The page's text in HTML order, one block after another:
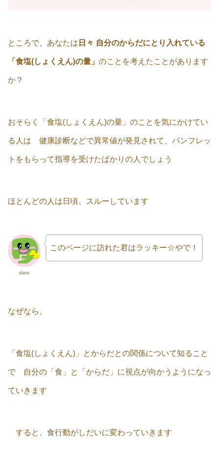
ところで、あなたは 日々 自分のからだにとり入れている
「食塩(しょくえん)の量」 のことを考えたことがあります
か？
おそらく「食塩(しょくえん)の量」のことを気にかけてい
る人は 健康診断などで異常値が発見されて、パンフレッ
トをもらって指導を受けたばかりの人でしょう
ほとんどの人は日頃、スルーしています
daru
このページに訪れた君はラッキー☆やで！
なぜなら、
「食塩(しょくえん)」とからだとの関係について知ること
で 自分の「食」と「からだ」に視点が向かうようになっ
ていきます
すると、食行動がしだいに変わっていきます